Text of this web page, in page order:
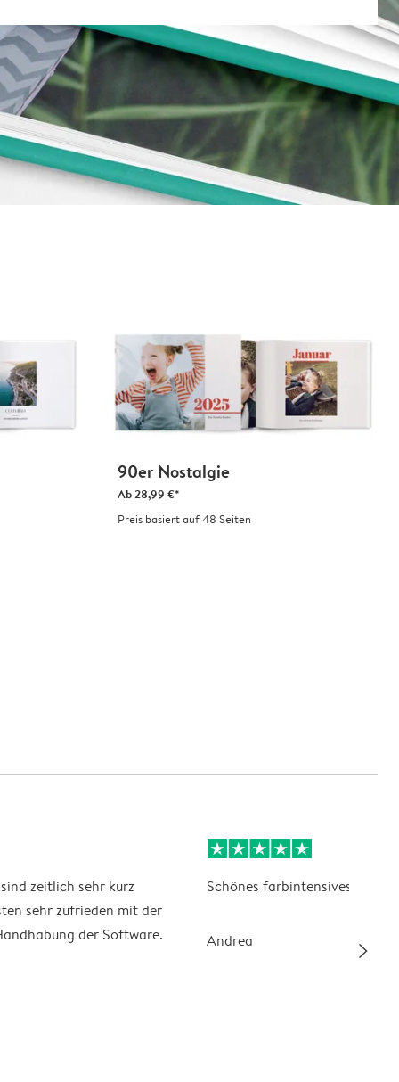
90er Nostalgie
Ab28,99 €*
Preis basiert auf 48 Seiten
zeitlich sehr kurz
sehr zufrieden mit der
der Software.
Schönes farbintensives
Andrea slim_arrow_right